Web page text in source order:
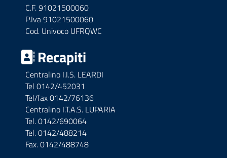
C.F. 91021500060
P.Iva 91021500060
Cod. Univoco UFRQWC
Recapiti
Centralino I.I.S. LEARDI
Tel 0142/452031
Tel/fax 0142/76136
Centralino I.T.A.S. LUPARIA
Tel. 0142/690064
Tel. 0142/488214
Fax. 0142/488748